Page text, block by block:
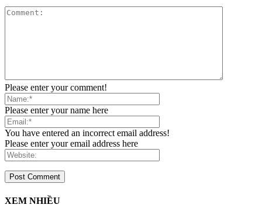
Please enter your comment!
Please enter your name here
You have entered an incorrect email address!
Please enter your email address here
XEM NHIỀU